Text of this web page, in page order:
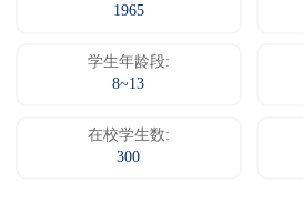
1965
学生年龄段:
8~13
在校学生数:
300